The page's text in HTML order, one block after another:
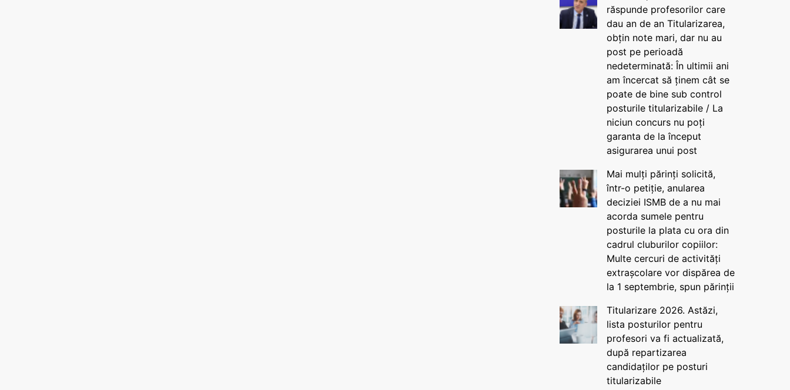
răspunde profesorilor care
dau an de an Titularizarea,
obțin note mari, dar nu au
post pe perioadă
nedeterminată: În ultimii ani
am încercat să ținem cât se
poate de bine sub control
posturile titularizabile / La
niciun concurs nu poți
garanta de la început
asigurarea unui post
Mai mulți părinți solicită,
într-o petiție, anularea
deciziei ISMB de a nu mai
acorda sumele pentru
posturile la plata cu ora din
cadrul cluburilor copiilor:
Multe cercuri de activități
extrașcolare vor dispărea de
la 1 septembrie, spun părinții
Titularizare 2026. Astăzi,
lista posturilor pentru
profesori va fi actualizată,
după repartizarea
candidaților pe posturi
titularizabile